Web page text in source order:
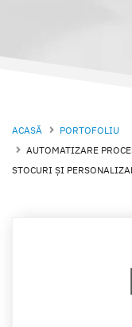
ACASĂ
PORTOFOLIU
AUTOMATIZARE
STOCURI ȘI